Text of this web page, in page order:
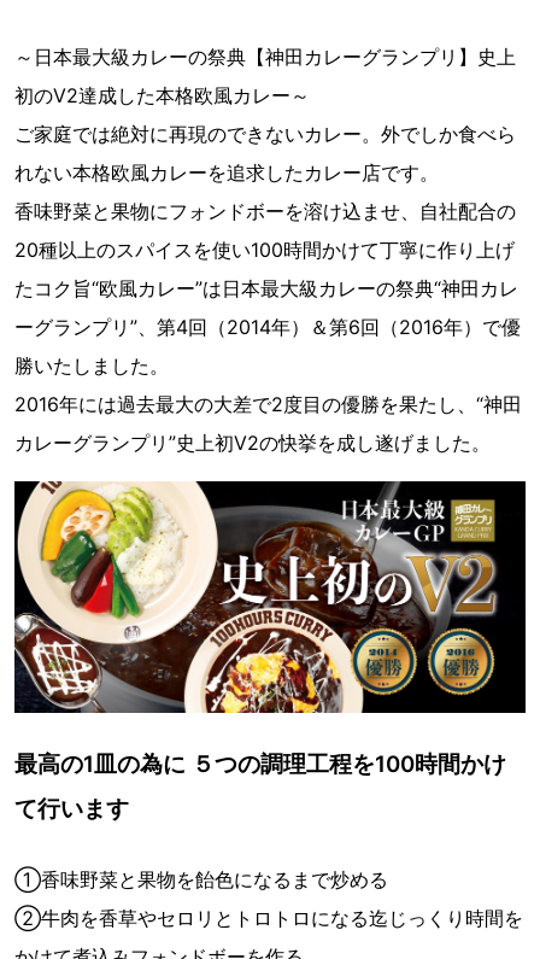
～日本最大級カレーの祭典【神田カレーグランプリ】史上
初のV2達成した本格欧風カレー～
ご家庭では絶対に再現のできないカレー。外でしか食べら
れない本格欧風カレーを追求したカレー店です。
香味野菜と果物にフォンドボーを溶け込ませ、自社配合の
20種以上のスパイスを使い100時間かけて丁寧に作り上げ
たコク旨“欧風カレー”は日本最大級カレーの祭典“神田カレ
ーグランプリ”、第4回（2014年）＆第6回（2016年）で優
勝いたしました。
2016年には過去最大の大差で2度目の優勝を果たし、“神田
カレーグランプリ”史上初V2の快挙を成し遂げました。
最高の1皿の為に ５つの調理工程を100時間かけ
て行います
①香味野菜と果物を飴色になるまで炒める
②牛肉を香草やセロリとトロトロになる迄じっくり時間を